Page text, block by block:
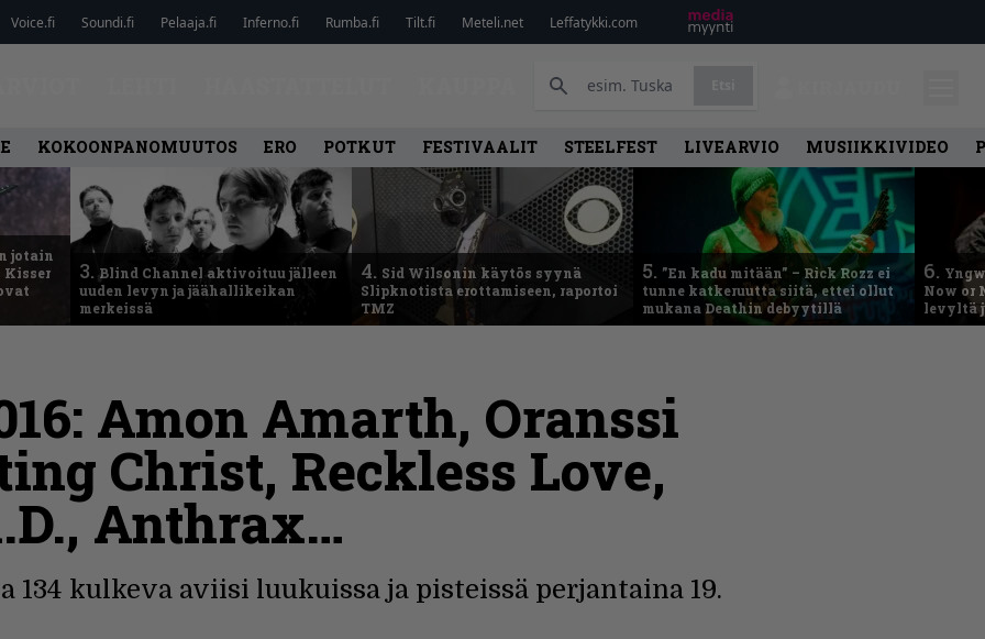
Voice.fi Soundi.fi Pelaaja.fi Inferno.fi Rumba.fi Tilt.fi Meteli.net Leffatykki.com
KOKOONPANOMUUTOS ERO POTKUT FESTIVAALIT STEELFEST LIVEARVIO MUSIIKKIVIDEO
jotain
Kisser
3.Blind Channel aktivoituu jälleen
uuden levyn ja jäähallikeikan
merkeissä
4. Sid Wilsonin käytös syynä
Slipknotista erottamiseen, raportoi
TMZ
5. ”En kadu mitään” – Rick Rozz ei
tunne katkeruutta siitä, ettei ollut
mukana Deathin debyytillä
6.
Now or
levyltä
Amon Amarth, Oranssi
Christ, Reckless Love,
Anthrax…
134 kulkeva aviisi luukuissa ja pisteissä perjantaina 19.